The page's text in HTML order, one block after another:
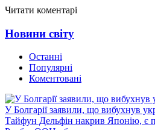
Читати коментарі
Новини світу
Останні
Популярні
Коментовані
У Болгарії заявили, що вибухнув
Тайфун Дельфін накрив Японію, є